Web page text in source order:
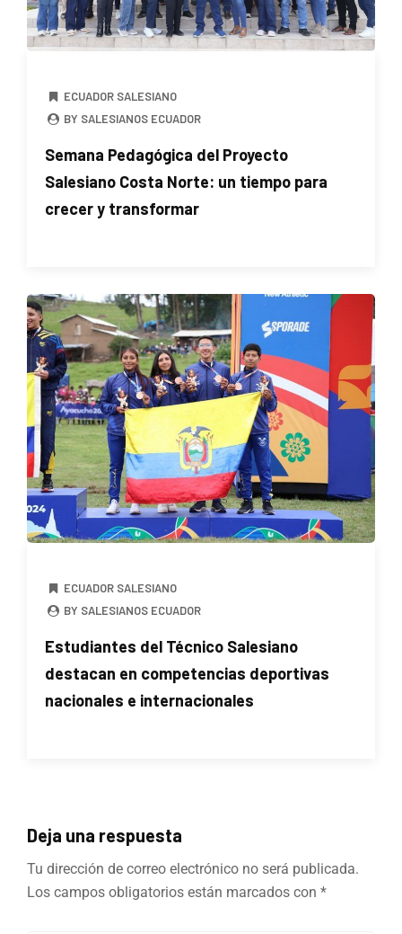
ECUADOR SALESIANO
BY SALESIANOS ECUADOR
Semana Pedagógica del Proyecto
Salesiano Costa Norte: un tiempo para
crecer y transformar
ECUADOR SALESIANO
BY SALESIANOS ECUADOR
Estudiantes del Técnico Salesiano
destacan en competencias deportivas
nacionales e internacionales
Deja una respuesta
Tu dirección de correo electrónico no será publicada.
Los campos obligatorios están marcados con *